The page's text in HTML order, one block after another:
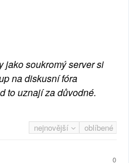
jako soukromý server si
na diskusní fóra
to uznají za důvodné.
nejnovější oblíbené
0